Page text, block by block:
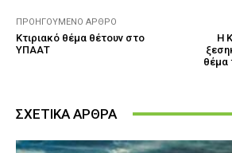
ΠΡΟΗΓΟΎΜΕΝΟ ΆΡΘΡΟ
Κτιριακό θέμα θέτουν στο
ΥΠΑΑΤ
Η
θέμα
ΣΧΕΤΙΚΑ ΑΡΘΡΑ